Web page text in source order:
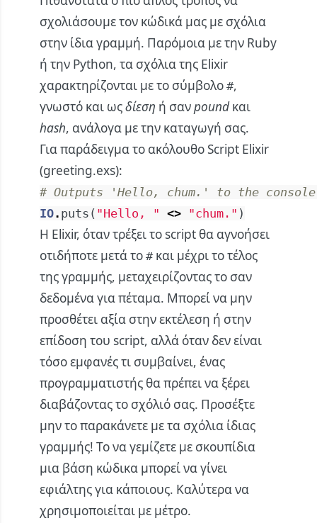
σχολιάσουμε τον κώδικά μας με σχόλια
στην ίδια γραμμή. Παρόμοια με την Ruby
ή την Python, τα σχόλια της Elixir
χαρακτηρίζονται με το σύμβολο #,
γνωστό και ωςδίεση ή σανpoundκαι
hash, ανάλογα με την καταγωγή σας.
Για παράδειγμα το ακόλουθο Script Elixir
(greeting.exs):
# Outputs 'Hello, chum.' to the
IO. puts ( "Hello, " <> "chum." )
Η Elixir, όταν τρέξει το script θα αγνοήσει
οτιδήποτε μετά το #και μέχρι το τέλος
της γραμμής, μεταχειρίζοντας το σαν
δεδομένα για πέταμα. Μπορεί να μην
προσθέτει αξία στην εκτέλεση ή στην
επίδοση του script, αλλά όταν δεν είναι
τόσο εμφανές τι συμβαίνει, ένας
προγραμματιστής θα πρέπει να ξέρει
διαβάζοντας το σχόλιό σας. Προσέξτε
μην το παρακάνετε με τα σχόλια ίδιας
γραμμής! Το να γεμίζετε με σκουπίδια
μια βάση κώδικα μπορεί να γίνει
εφιάλτης για κάποιους. Καλύτερα να
χρησιμοποιείται με μέτρο.